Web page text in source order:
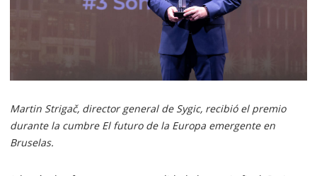
Martin Strigač, director general de Sygic, recibió el premio
durante la cumbre El futuro de la Europa emergente en
Bruselas.